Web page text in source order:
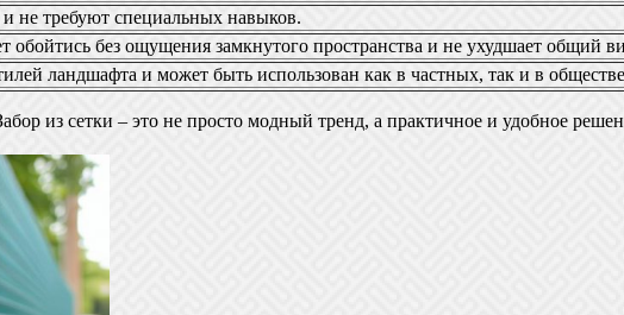
не требуют специальных навыков.
обойтись без ощущения замкнутого пространства и не ухудшает общий
ландшафта и может быть использован как в частных, так и в
из сетки – это не просто модный тренд, а практичное и удобное